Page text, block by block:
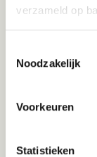
verzameld op
Noodzakelijk
Voorkeuren
Statistieken
Er zijn heel
gebruiken. De
het niet